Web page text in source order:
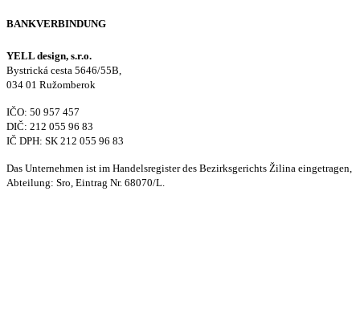
BANKVERBINDUNG
YELL design, s.r.o.
Bystrická cesta 5646/55B,
034 01 Ružomberok
IČO: 50 957 457
DIČ: 212 055 96 83
IČ DPH: SK 212 055 96 83
Das Unternehmen ist im Handelsregister des Bezirksgerichts Žilina eingetragen,
Abteilung: Sro, Eintrag Nr. 68070/L.